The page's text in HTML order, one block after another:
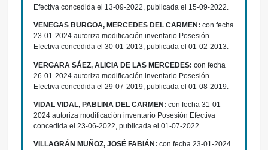
Efectiva concedida el 13-09-2022, publicada el 15-09-2022.
VENEGAS BURGOA, MERCEDES DEL CARMEN: con fecha
23-01-2024 autoriza modificación inventario Posesión
Efectiva concedida el 30-01-2013, publicada el 01-02-2013.
VERGARA SÁEZ, ALICIA DE LAS MERCEDES: con fecha
26-01-2024 autoriza modificación inventario Posesión
Efectiva concedida el 29-07-2019, publicada el 01-08-2019.
VIDAL VIDAL, PABLINA DEL CARMEN: con fecha 31-01-
2024 autoriza modificación inventario Posesión Efectiva
concedida el 23-06-2022, publicada el 01-07-2022.
VILLAGRÁN MUÑOZ, JOSÉ FABIÁN: con fecha 23-01-2024